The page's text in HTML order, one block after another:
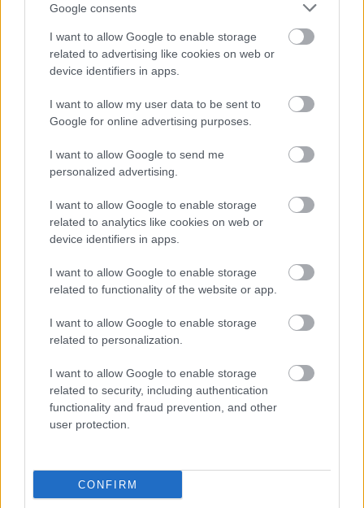
Google consents
I want to allow Google to enable storage
related to advertising like cookies on web or
device identifiers in apps.
I want to allow my user data to be sent to
Google for online advertising purposes.
I want to allow Google to send me
personalized advertising.
I want to allow Google to enable storage
related to analytics like cookies on web or
device identifiers in apps.
I want to allow Google to enable storage
related to functionality of the website or app.
I want to allow Google to enable storage
related to personalization.
I want to allow Google to enable storage
related to security, including authentication
functionality and fraud prevention, and other
user protection.
CONFIRM
AZ EMBERSÉG ÜNNEPE
BÉRLETTEL A ZENEAKADÉMIÁRA
TÚLVILÁGI OLIMPIKONOK A DEPECHE MODE
UNIVERZUMÁBAN – GRANDIÓZUS SHOW AZ
MVM DOME-BAN
https://kulturpart.hu/api/trackback/id/7853670
Kommentek: